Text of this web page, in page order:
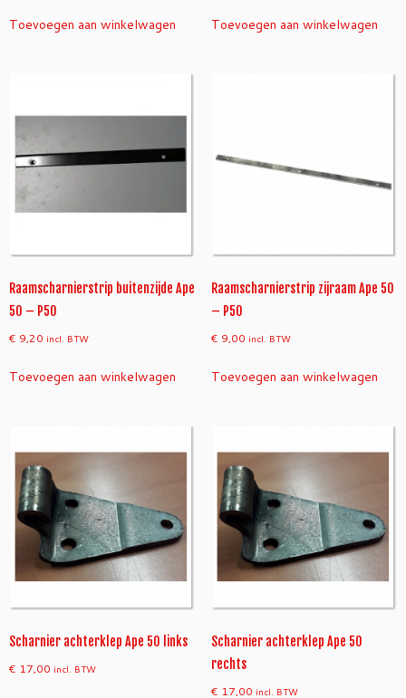
Toevoegen aan winkelwagen Toevoegen aan winkelwagen
Raamscharnierstrip buitenzijde Ape
50 – P50
€ 9,20 incl. BTW
Toevoegen aan winkelwagen
Raamscharnierstrip zijraam Ape 50
– P50
€ 9,00 incl. BTW
Toevoegen aan winkelwagen
Scharnier achterklep Ape 50 links
€ 17,00 incl. BTW
Scharnier achterklep Ape 50
rechts
€ 17,00 incl. BTW